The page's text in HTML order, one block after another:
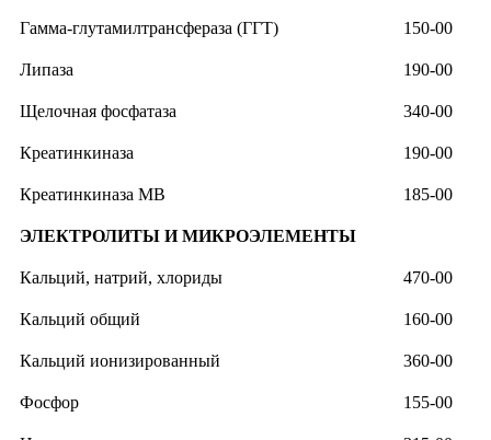
Гамма-глутамилтрансфераза (ГГТ) 150-00
Липаза 190-00
Щелочная фосфатаза 340-00
Креатинкиназа 190-00
Креатинкиназа МВ 185-00
ЭЛЕКТРОЛИТЫ И МИКРОЭЛЕМЕНТЫ
Кальций, натрий, хлориды 470-00
Кальций общий 160-00
Кальций ионизированный 360-00
Фосфор 155-00